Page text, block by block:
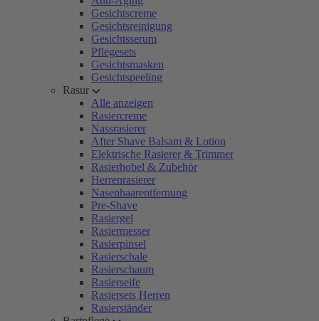
Gesichtscreme
Gesichtsreinigung
Gesichtsserum
Pflegesets
Gesichtsmasken
Gesichtspeeling
Rasur
Alle anzeigen
Rasiercreme
Nassrasierer
After Shave Balsam & Lotion
Elektrische Rasierer & Trimmer
Rasierhobel & Zubehör
Herrenrasierer
Nasenhaarentfernung
Pre-Shave
Rasiergel
Rasiermesser
Rasierpinsel
Rasierschale
Rasierschaum
Rasierseife
Rasiersets Herren
Rasierständer